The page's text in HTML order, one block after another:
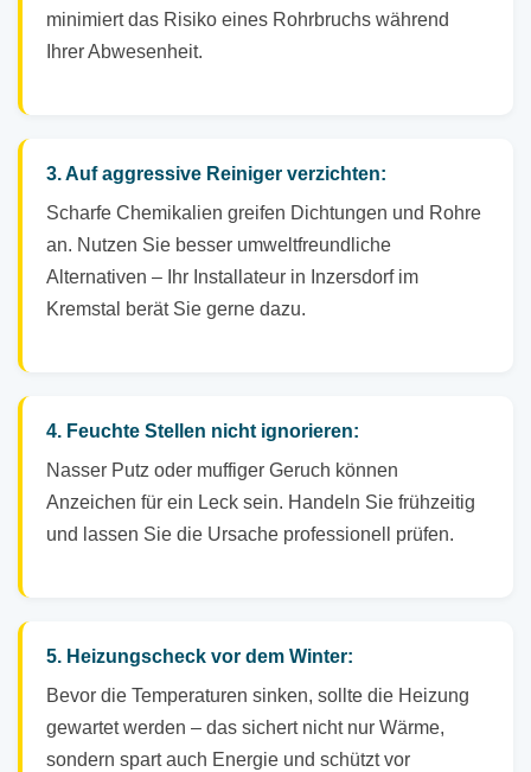
minimiert das Risiko eines Rohrbruchs während
Ihrer Abwesenheit.
3. Auf aggressive Reiniger verzichten:
Scharfe Chemikalien greifen Dichtungen und Rohre
an. Nutzen Sie besser umweltfreundliche
Alternativen – Ihr Installateur in Inzersdorf im
Kremstal berät Sie gerne dazu.
4. Feuchte Stellen nicht ignorieren:
Nasser Putz oder muffiger Geruch können
Anzeichen für ein Leck sein. Handeln Sie frühzeitig
und lassen Sie die Ursache professionell prüfen.
5. Heizungscheck vor dem Winter:
Bevor die Temperaturen sinken, sollte die Heizung
gewartet werden – das sichert nicht nur Wärme,
sondern spart auch Energie und schützt vor